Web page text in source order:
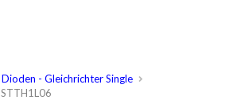
Dioden - Gleichrichter Single
STTH1L06